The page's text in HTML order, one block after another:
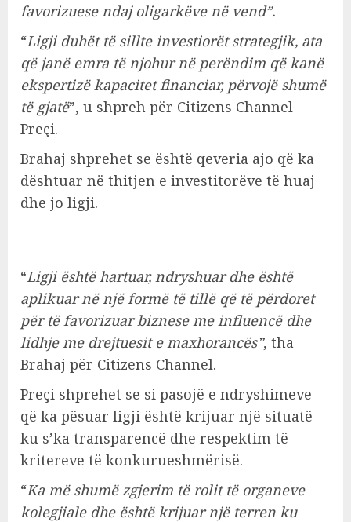
favorizuese ndaj oligarkëve në vend”.
“Ligji duhët të sillte investiorët strategjik, ata
që janë emra të njohur në perëndim që kanë
ekspertizë kapacitet financiar, përvojë shumë
të gjatë”, u shpreh për Citizens Channel
Preçi.
Brahaj shprehet se është qeveria ajo që ka
dështuar në thitjen e investitorëve të huaj
dhe jo ligji.
“Ligji është hartuar, ndryshuar dhe është
aplikuar në një formë të tillë që të përdoret
për të favorizuar biznese me influencë dhe
lidhje me drejtuesit e maxhorancës”, tha
Brahaj për Citizens Channel.
Preçi shprehet se si pasojë e ndryshimeve
që ka pësuar ligji është krijuar një situatë
ku s’ka transparencë dhe respektim të
kritereve të konkurueshmërisë.
“Ka më shumë zgjerim të rolit të organeve
kolegjiale dhe është krijuar një terren ku